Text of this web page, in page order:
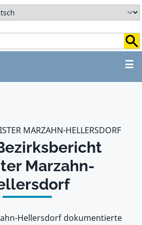
☰
ZUM HAUPTBEREICH
MARZAHN-HELLERSDORF
Marzahn-
Hellersdorf dokumentierte